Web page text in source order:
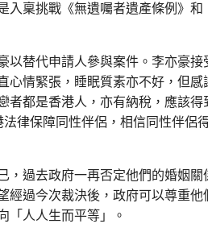
入稟挑戰《無遺囑者遺產條例》和
以替代申請人參與案件。李亦豪接
心情緊張，睡眠質素亦不好，但感
者都是香港人，亦有納稅，應該
律保障同性伴侶，相信同性伴侶
，過去政府一再否定他們的婚姻關
經過今次裁決後，政府可以尊重他
「人人生而平等」。